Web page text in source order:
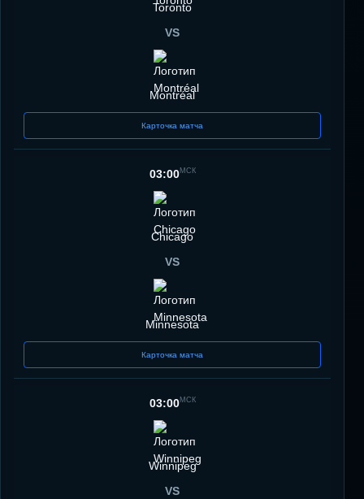
Toronto
VS
Montréal
Карточка матча
03:00МСК
Chicago
VS
Minnesota
Карточка матча
03:00МСК
Winnipeg
VS